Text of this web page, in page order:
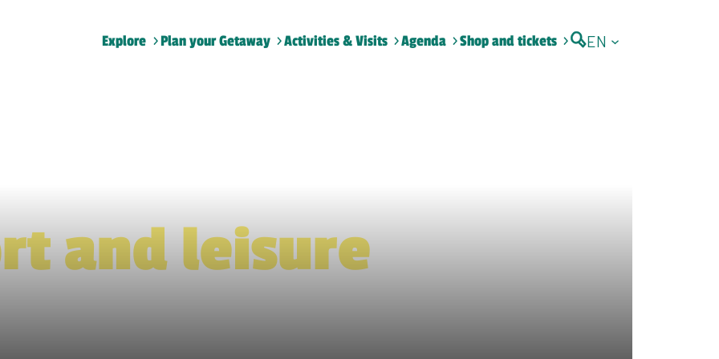
Explore Plan your Getaway Activities & Visits Agenda Shop and tickets EN
and leisure